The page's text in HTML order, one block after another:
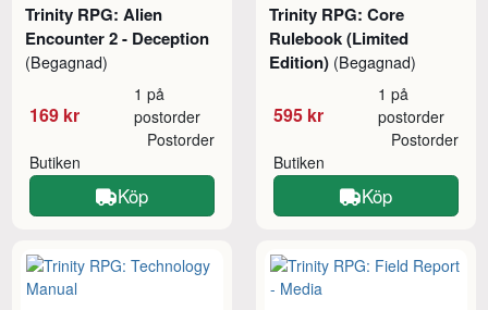
Trinity RPG: Alien
Encounter 2 - Deception
(Begagnad)
169 kr
1 på
postorder
Butiken
Postorder
Köp
Trinity RPG: Core
Rulebook (Limited
Edition) (Begagnad)
595 kr
1 på
postorder
Butiken
Postorder
Köp